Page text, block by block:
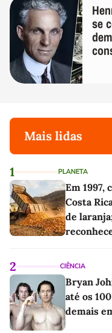
se
Mais lidas
1 PLANETA
Em 1997,
Costa
de
2 CIÊNCIA
Bryan
até os
demais